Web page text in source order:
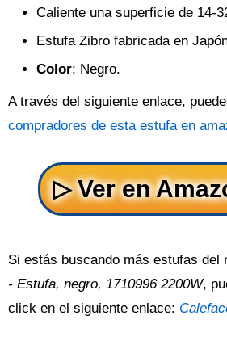
Caliente una superficie de 14-
Estufa Zibro fabricada en
Color: Negro.
A través del siguiente enlace,
compradores de esta estufa en
Si estás buscando más estufas
- Estufa, negro, 1710996 2200W,
click en el siguiente enlace: